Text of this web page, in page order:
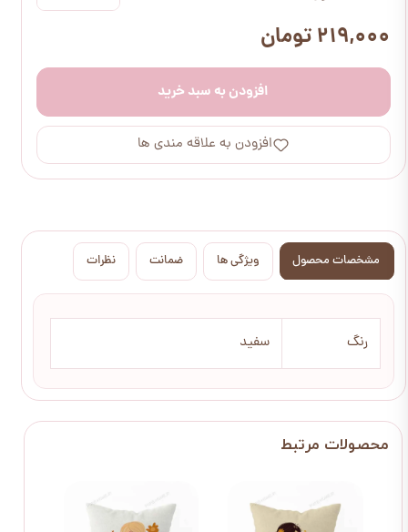
۲۱۹,۰۰۰ تومان
افزودن به سبد خرید
افزودن به علاقه مندی ها
مشخصات محصول ویژگی ها ضمانت نظرات
رنگ سفید